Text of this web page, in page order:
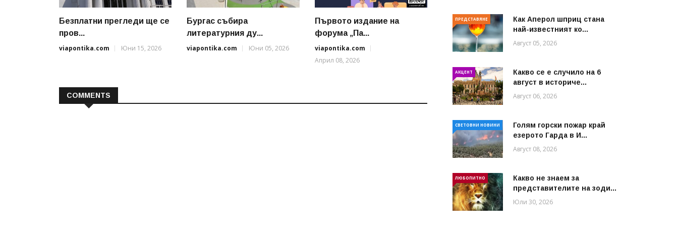
Безплатни прегледи ще се
пров...
viapontika.com
Юни 15, 2026
Бургас събира
литературния ду...
viapontika.com
Юни 05, 2026
Първото издание на
форума „Па...
viapontika.com
Април 08, 2026
COMMENTS
ПРЕДСТАВЯНЕ
Как Аперол шприц стана
най-известният ко...
Август 05, 2026
АКЦЕНТ
Какво се е случило на 6
август в историче...
Август 06, 2026
СВЕТОВНИ НОВИНИ
Голям горски пожар край
езерото Гарда в И...
Август 08, 2026
ЛЮБОПИТНО
Какво не знаем за
представителите на зоди...
Юли 30, 2026